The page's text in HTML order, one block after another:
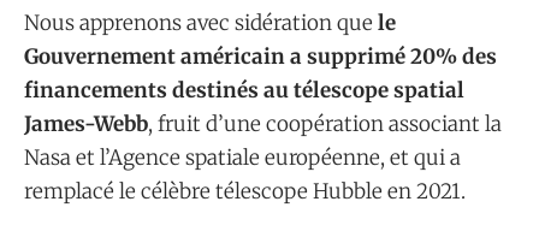
Nous apprenons avec sidération que le
Gouvernement américain a supprimé 20% des
financements destinés au télescope spatial
James-Webb, fruit d’une coopération associant la
Nasa et l’Agence spatiale européenne, et qui a
remplacé le célèbre télescope Hubble en 2021.